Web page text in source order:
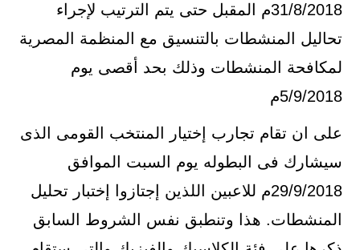
31/8/2018م المقبل حتى يتم الترتيب لإجراء
تحاليل المنشطات بالتنسيق مع المنظمة المصرية
لمكافحة المنشطات وذلك بحد أقصى يوم
5/9/2018م
على ان تقام تجارب إختيار المنتخب القومى الذى
سيشارك فى البطوله يوم السبت الموافق
29/9/2018م للاعبين اللذين إجتازوا إختبار تحليل
المنشطات. هذا وتنطبق نفس الشروط السابق